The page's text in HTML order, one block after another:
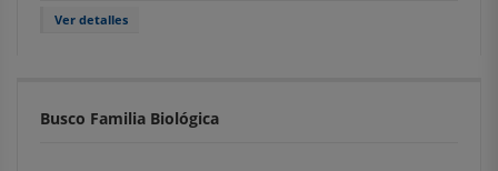
Ver detalles
Busco Familia Biológica